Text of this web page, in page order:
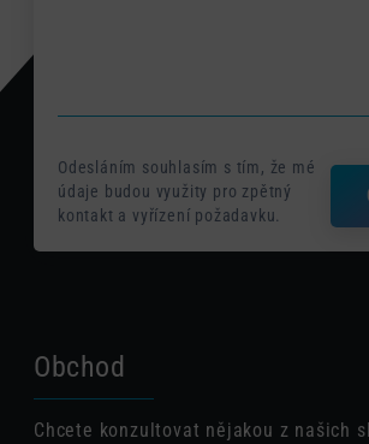
Odesláním souhlasím s tím, že mé
údaje budou využity pro zpětný
kontakt a vyřízení požadavku.
Obchod
Chcete konzultovat nějakou z našich